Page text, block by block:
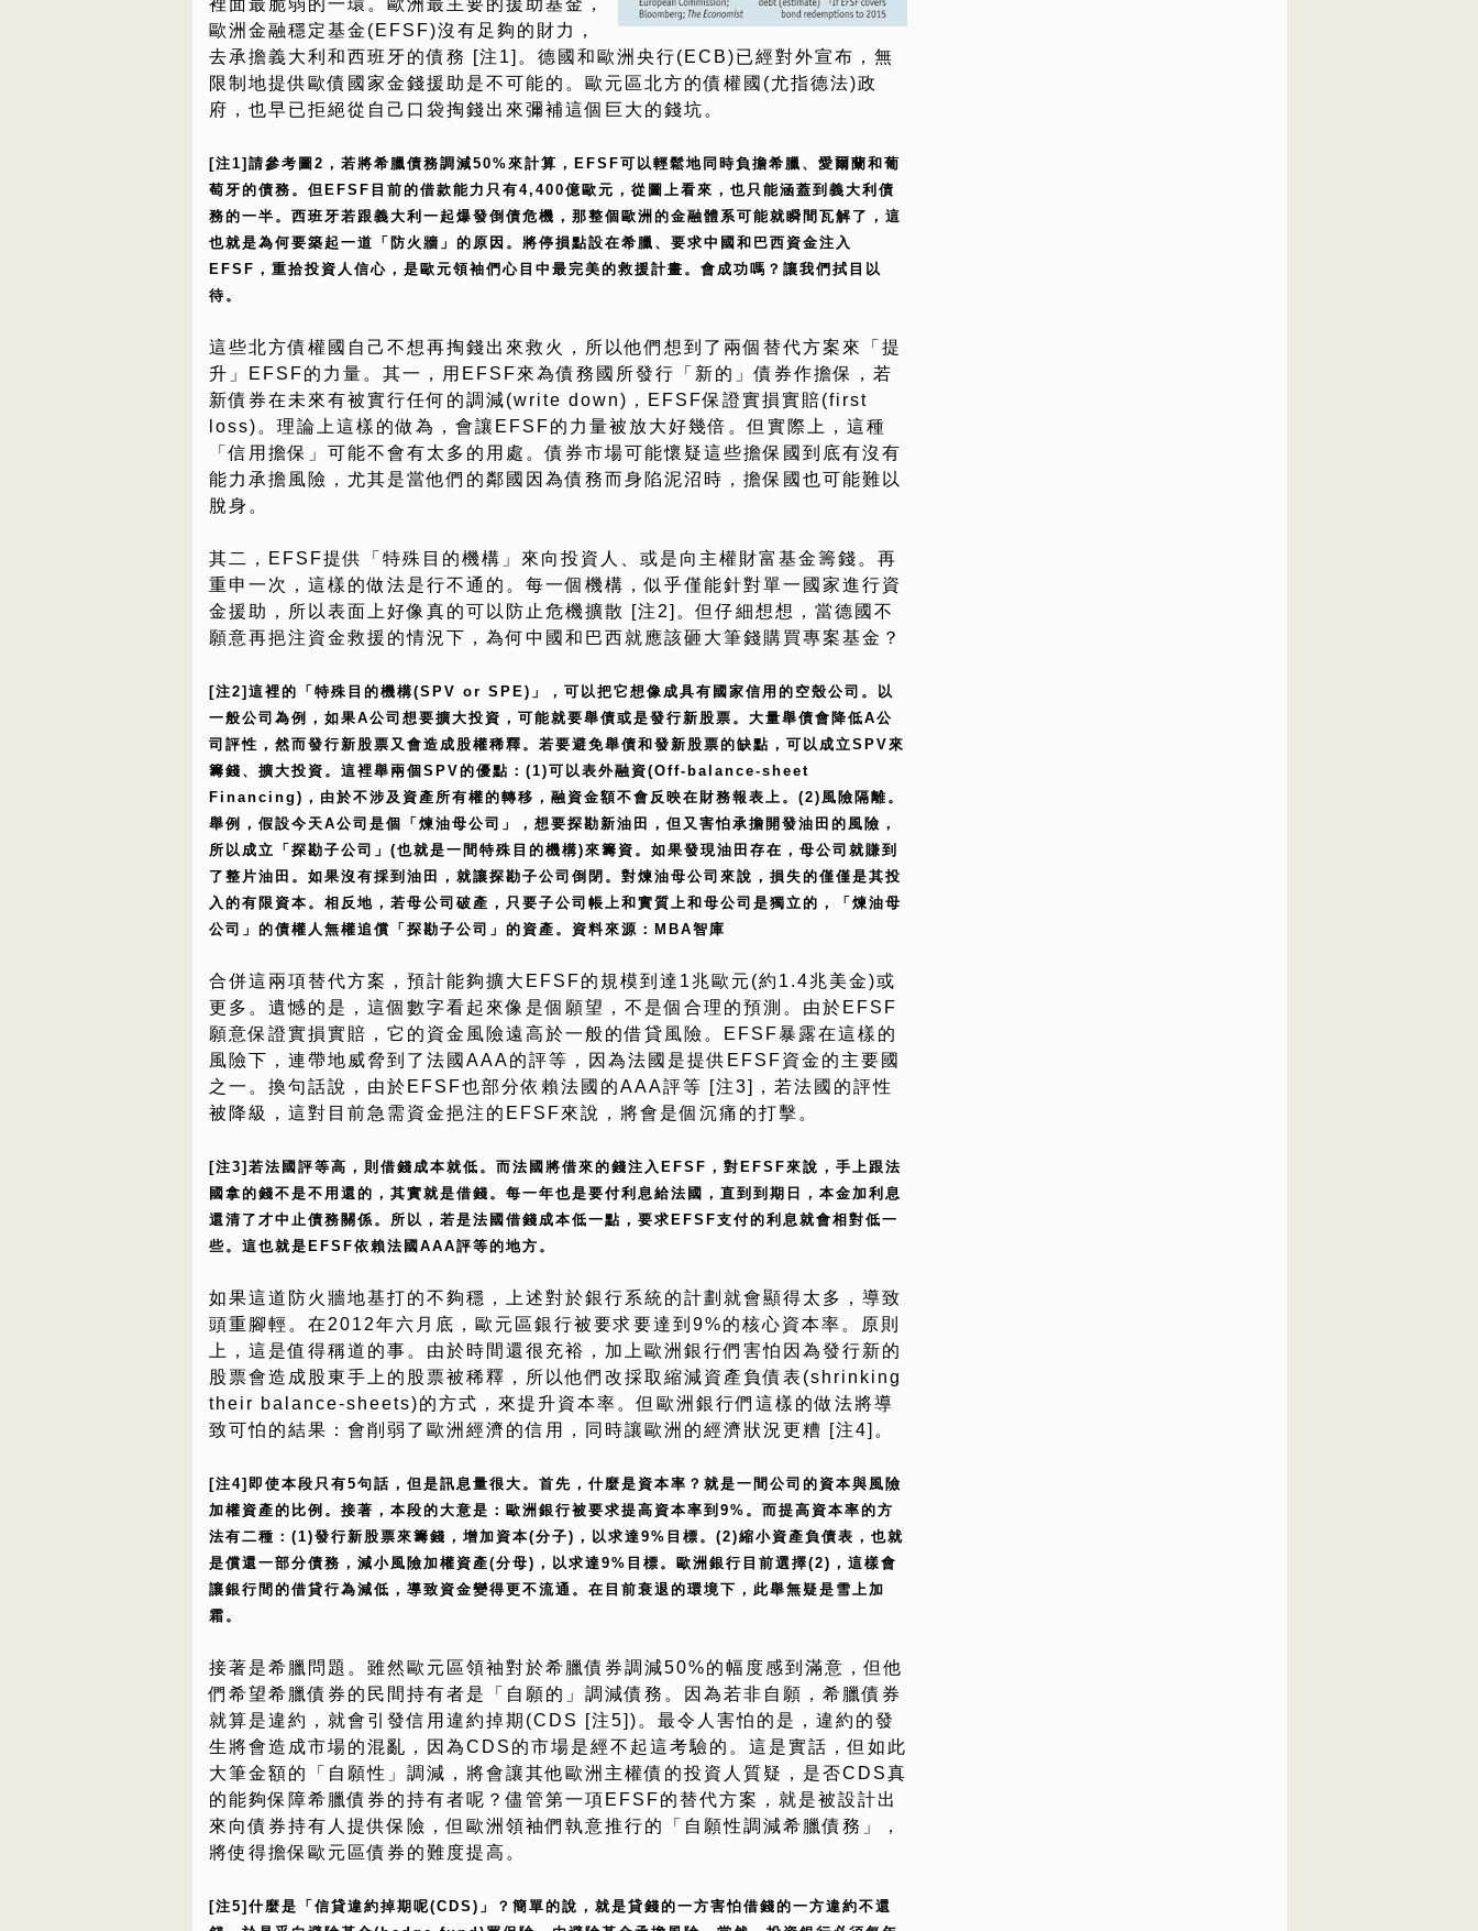
裡面最脆弱的一環。歐洲最主要的援助基金，
歐洲金融穩定基金(EFSF)沒有足夠的財力，
去承擔義大利和西班牙的債務 [注1]。德國和歐洲央行(ECB)已經對外宣布，無
限制地提供歐債國家金錢援助是不可能的。歐元區北方的債權國(尤指德法)政
府，也早已拒絕從自己口袋掏錢出來彌補這個巨大的錢坑。
[注1]請參考圖2，若將希臘債務調減50%來計算，EFSF可以輕鬆地同時負擔希臘、愛爾蘭和葡
萄牙的債務。但EFSF目前的借款能力只有4,400億歐元，從圖上看來，也只能涵蓋到義大利債
務的一半。西班牙若跟義大利一起爆發倒債危機，那整個歐洲的金融體系可能就瞬間瓦解了，這
也就是為何要築起一道「防火牆」的原因。將停損點設在希臘、要求中國和巴西資金注入
EFSF，重拾投資人信心，是歐元領袖們心目中最完美的救援計畫。會成功嗎？讓我們拭目以
待。
這些北方債權國自己不想再掏錢出來救火，所以他們想到了兩個替代方案來「提
升」EFSF的力量。其一，用EFSF來為債務國所發行「新的」債券作擔保，若
新債券在未來有被實行任何的調減(write down)，EFSF保證實損實賠(first
loss)。理論上這樣的做為，會讓EFSF的力量被放大好幾倍。但實際上，這種
「信用擔保」可能不會有太多的用處。債券市場可能懷疑這些擔保國到底有沒有
能力承擔風險，尤其是當他們的鄰國因為債務而身陷泥沼時，擔保國也可能難以
脫身。
其二，EFSF提供「特殊目的機構」來向投資人、或是向主權財富基金籌錢。再
重申一次，這樣的做法是行不通的。每一個機構，似乎僅能針對單一國家進行資
金援助，所以表面上好像真的可以防止危機擴散 [注2]。但仔細想想，當德國不
願意再挹注資金救援的情況下，為何中國和巴西就應該砸大筆錢購買專案基金？
[注2]這裡的「特殊目的機構(SPV or SPE)」，可以把它想像成具有國家信用的空殼公司。以
一般公司為例，如果A公司想要擴大投資，可能就要舉債或是發行新股票。大量舉債會降低A公
司評性，然而發行新股票又會造成股權稀釋。若要避免舉債和發新股票的缺點，可以成立SPV來
籌錢、擴大投資。這裡舉兩個SPV的優點：(1)可以表外融資(Off-balance-sheet
Financing)，由於不涉及資產所有權的轉移，融資金額不會反映在財務報表上。(2)風險隔離。
舉例，假設今天A公司是個「煉油母公司」，想要探勘新油田，但又害怕承擔開發油田的風險，
所以成立「探勘子公司」(也就是一間特殊目的機構)來籌資。如果發現油田存在，母公司就賺到
了整片油田。如果沒有採到油田，就讓探勘子公司倒閉。對煉油母公司來說，損失的僅僅是其投
入的有限資本。相反地，若母公司破產，只要子公司帳上和實質上和母公司是獨立的，「煉油母
公司」的債權人無權追償「探勘子公司」的資產。資料來源：MBA智庫
合併這兩項替代方案，預計能夠擴大EFSF的規模到達1兆歐元(約1.4兆美金)或
更多。遺憾的是，這個數字看起來像是個願望，不是個合理的預測。由於EFSF
願意保證實損實賠，它的資金風險遠高於一般的借貸風險。EFSF暴露在這樣的
風險下，連帶地威脅到了法國AAA的評等，因為法國是提供EFSF資金的主要國
之一。換句話說，由於EFSF也部分依賴法國的AAA評等 [注3]，若法國的評性
被降級，這對目前急需資金挹注的EFSF來說，將會是個沉痛的打擊。
[注3]若法國評等高，則借錢成本就低。而法國將借來的錢注入EFSF，對EFSF來說，手上跟法
國拿的錢不是不用還的，其實就是借錢。每一年也是要付利息給法國，直到到期日，本金加利息
還清了才中止債務關係。所以，若是法國借錢成本低一點，要求EFSF支付的利息就會相對低一
些。這也就是EFSF依賴法國AAA評等的地方。
如果這道防火牆地基打的不夠穩，上述對於銀行系統的計劃就會顯得太多，導致
頭重腳輕。在2012年六月底，歐元區銀行被要求要達到9%的核心資本率。原則
上，這是值得稱道的事。由於時間還很充裕，加上歐洲銀行們害怕因為發行新的
股票會造成股東手上的股票被稀釋，所以他們改採取縮減資產負債表(shrinking
their balance-sheets)的方式，來提升資本率。但歐洲銀行們這樣的做法將導
致可怕的結果：會削弱了歐洲經濟的信用，同時讓歐洲的經濟狀況更糟 [注4]。
[注4]即使本段只有5句話，但是訊息量很大。首先，什麼是資本率？就是一間公司的資本與風險
加權資產的比例。接著，本段的大意是：歐洲銀行被要求提高資本率到9%。而提高資本率的方
法有二種：(1)發行新股票來籌錢，增加資本(分子)，以求達9%目標。(2)縮小資產負債表，也就
是償還一部分債務，減小風險加權資產(分母)，以求達9%目標。歐洲銀行目前選擇(2)，這樣會
讓銀行間的借貸行為減低，導致資金變得更不流通。在目前衰退的環境下，此舉無疑是雪上加
霜。
接著是希臘問題。雖然歐元區領袖對於希臘債券調減50%的幅度感到滿意，但他
們希望希臘債券的民間持有者是「自願的」調減債務。因為若非自願，希臘債券
就算是違約，就會引發信用違約掉期(CDS [注5])。最令人害怕的是，違約的發
生將會造成市場的混亂，因為CDS的市場是經不起這考驗的。這是實話，但如此
大筆金額的「自願性」調減，將會讓其他歐洲主權債的投資人質疑，是否CDS真
的能夠保障希臘債券的持有者呢？儘管第一項EFSF的替代方案，就是被設計出
來向債券持有人提供保險，但歐洲領袖們執意推行的「自願性調減希臘債務」，
將使得擔保歐元區債券的難度提高。
[注5]什麼是「信貸違約掉期呢(CDS)」？簡單的說，就是貸錢的一方害怕借錢的一方違約不還